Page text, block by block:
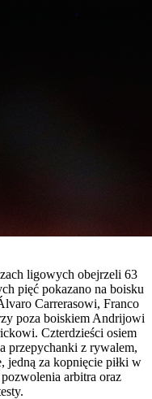
ligowych obejrzeli 63
pięć pokazano na boisku
Carrerasowi, Franco
poza boiskiem Andrijowi
Czterdzieści osiem
przepychanki z rywalem,
jedną za kopnięcie piłki w
arbitra oraz